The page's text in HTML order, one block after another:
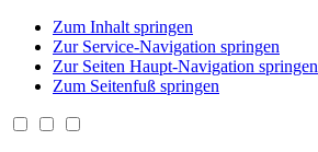
Zum Inhalt springen
Zur Service-Navigation springen
Zur Seiten Haupt-Navigation springen
Zum Seitenfuß springen